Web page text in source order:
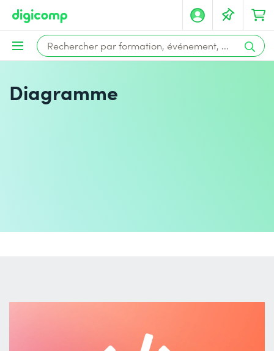
Diagramme